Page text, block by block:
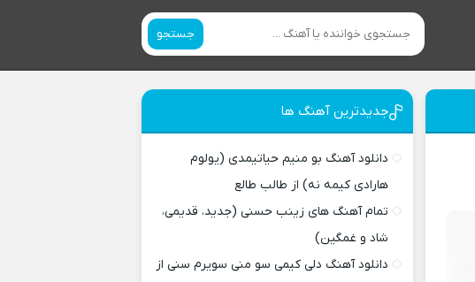
جستجو
جدیدترین آهنگ ها
دانلود آهنگ بو منیم حیاتیمدی (یولوم
هارادی کیمه نه) از طالب طالع
تمام آهنگ های زینب حسنی (جدید، قدیمی،
شاد و غمگین)
دانلود آهنگ دلی کیمی سو منی سویرم سنی از